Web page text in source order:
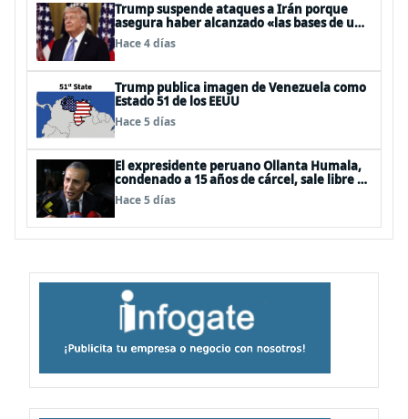
Trump suspende ataques a Irán porque
asegura haber alcanzado «las bases de un
acuerdo»
Hace 4 días
Trump publica imagen de Venezuela como
Estado 51 de los EEUU
Hace 5 días
El expresidente peruano Ollanta Humala,
condenado a 15 años de cárcel, sale libre al
anularse su caso
Hace 5 días